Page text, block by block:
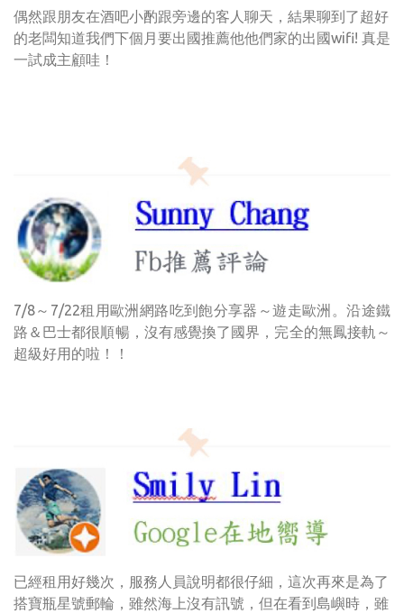
偶然跟朋友在酒吧小酌跟旁邊的客人聊天，結果聊到了超好
的老闆知道我們下個月要出國推薦他他們家的出國wifi! 真是
一試成主顧哇！
7/8～7/22租用歐洲網路吃到飽分享器～遊走歐洲。沿途鐵
路＆巴士都很順暢，沒有感覺換了國界，完全的無鳳接軌～
超級好用的啦！！
已經租用好幾次，服務人員說明都很仔細，這次再來是為了
搭寶瓶星號郵輪，雖然海上沒有訊號，但在看到島嶼時，雖